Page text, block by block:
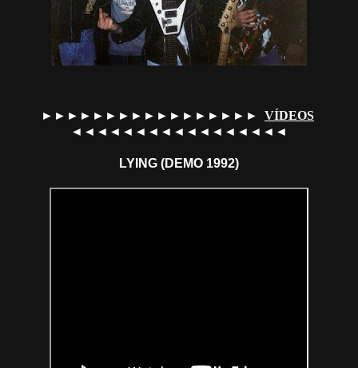
►►►►►►►►►►►►►►►►► VÍDEOS
◄◄◄◄◄◄◄◄◄◄◄◄◄◄◄◄◄
LYING (DEMO 1992)